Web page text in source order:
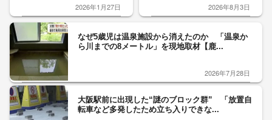
2026年1月27日 2026年8月3日
なぜ5歳児は温泉施設から消えたのか 「温泉か
ら川までの8メートル」を現地取材【鹿...
2026年7月28日
大阪駅前に出現した“謎のブロック群” 「放置自
転車など多発したため立ち入りできな...